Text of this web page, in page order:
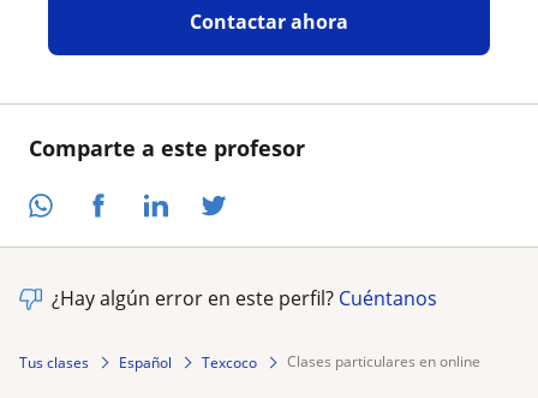
Comparte a este profesor
Contactar ahora
¿Hay algún error en este perfil? Cuéntanos
Tus clases Español Texcoco clases particulares en online